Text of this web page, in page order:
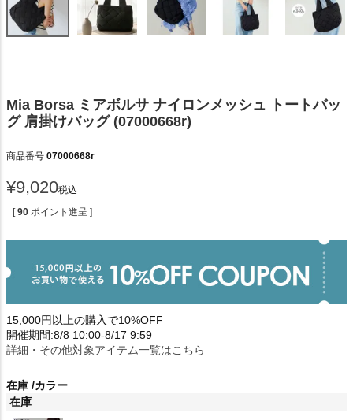
Mia Borsa ミアボルサ ナイロンメッシュ トートバッ
グ 肩掛けバッグ (07000668r)
商品番号 07000668r
¥9,020税込
[ 90 ポイント進呈 ]
15,000円以上の購入で10%OFF
開催期間:8/8 10:00-8/17 9:59
詳細・その他対象アイテム一覧はこちら
在庫 カラー
在庫